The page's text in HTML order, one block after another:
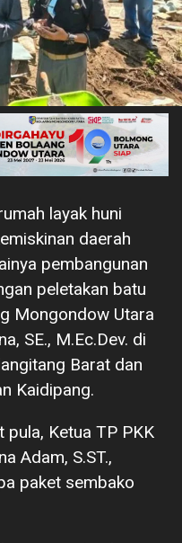
layak huni
daerah
pembangunan
peletakan batu
Mongondow Utara
SE., M.Ec.Dev. di
Barat dan
Kaidipang.
pula, Ketua TP PKK
Adam, S.ST.,
paket sembako